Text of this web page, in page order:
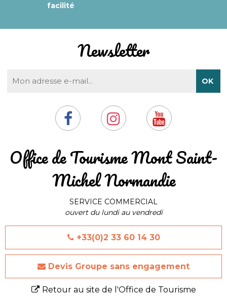
facilité
​Office de Tourisme Mont Saint-
Michel Normandie
SERVICE COMMERCIAL
ouvert du lundi au vendredi
+33(0)2 33 60 14 30
Devis Groupe sans engagement
Retour au site de l'Office de Tourisme
Newsletter